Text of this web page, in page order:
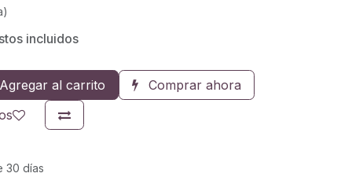
incluidos
al carrito
Comprar ahora
30 días